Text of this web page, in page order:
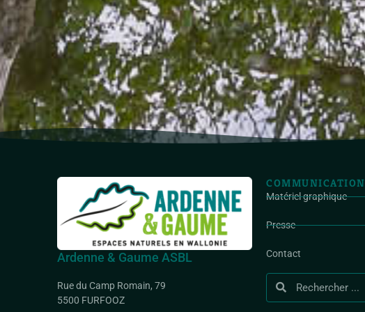
Ardenne & Gaume ASBL
Rue du Camp Romain, 79
5500 FURFOOZ
COMMUNICATION
Matériel graphique
Presse
Contact